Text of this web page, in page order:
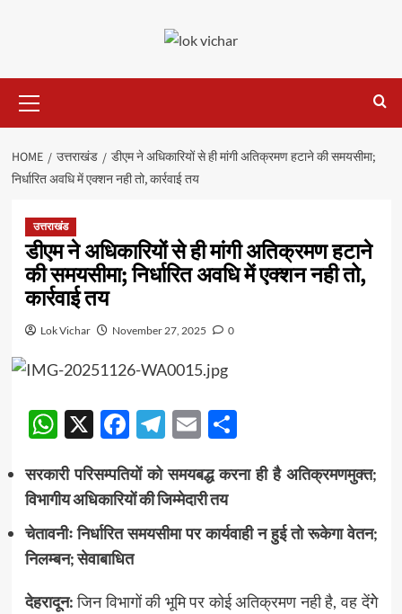
Menu
HOME उत्तराखंड
डीएम ने अधिकारियों से ही मांगी अतिक्रमण हटाने की समयसीमा;
निर्धारित अवधि में एक्शन नही तो, कार्रवाई तय
उत्तराखंड
डीएम ने अधिकारियों से ही मांगी अतिक्रमण हटाने
की समयसीमा; निर्धारित अवधि में एक्शन नही तो,
कार्रवाई तय
Lok Vichar November 27, 2025 0
WhatsApp
X Facebook
Telegram
EmailShare
सरकारी परिसम्पतियों को समयबद्ध करना ही है अतिक्रमणमुक्त;
विभागीय अधिकारियों की जिम्मेदारी तय
चेतावनीः निर्धारित समयसीमा पर कार्यवाही न हुई तो रूकेगा वेतन;
निलम्बन; सेवाबाधित
देहरादून:जिन विभागों की भूमि पर कोई अतिक्रमण नही है, वह देंगेे